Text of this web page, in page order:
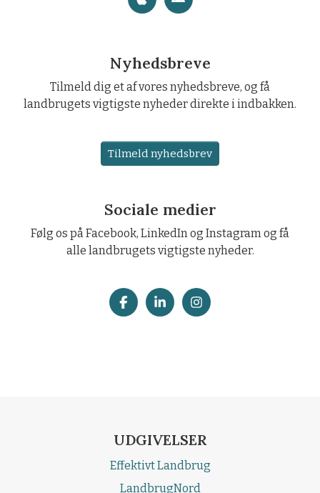
Nyhedsbreve
Tilmeld dig et af vores nyhedsbreve, og få
landbrugets vigtigste nyheder direkte i indbakken.
Tilmeld nyhedsbrev
Sociale medier
Følg os på Facebook, LinkedIn og Instagram og få
alle landbrugets vigtigste nyheder.
UDGIVELSER
Effektivt Landbrug
LandbrugNord